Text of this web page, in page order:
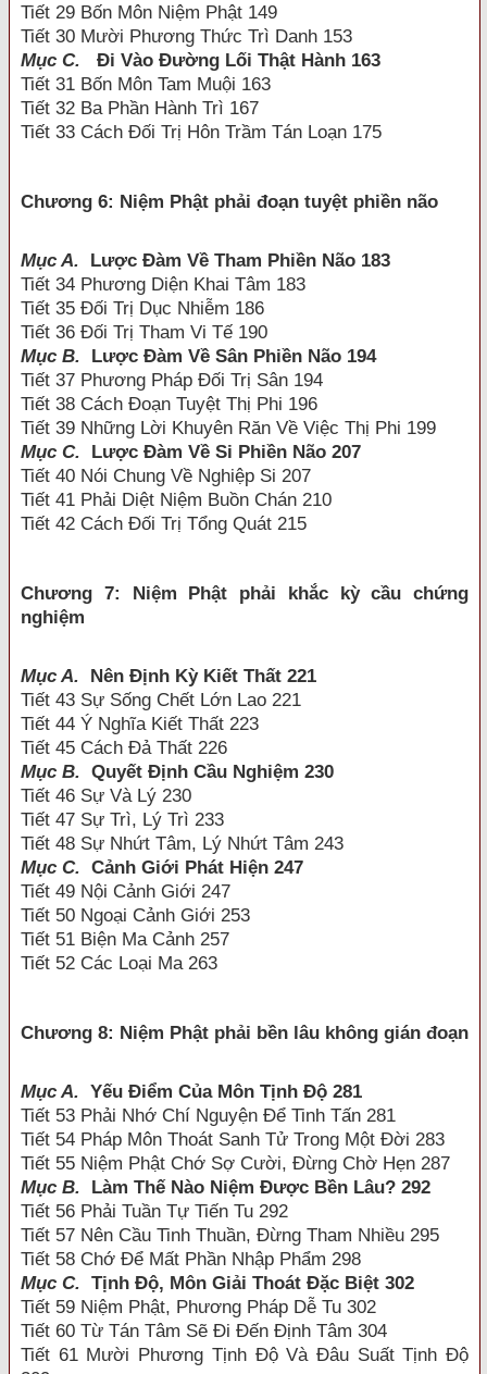
Tiết 29 Bốn Môn Niệm Phật 149
Tiết 30 Mười Phương Thức Trì Danh 153
Mục C. Đi Vào Đường Lối Thật Hành 163
Tiết 31 Bốn Môn Tam Muội 163
Tiết 32 Ba Phần Hành Trì 167
Tiết 33 Cách Đối Trị Hôn Trầm Tán Loạn 175
Chương 6: Niệm Phật phải đoạn tuyệt phiền não
Mục A. Lược Đàm Về Tham Phiền Não 183
Tiết 34 Phương Diện Khai Tâm 183
Tiết 35 Đối Trị Dục Nhiễm 186
Tiết 36 Đối Trị Tham Vi Tế 190
Mục B. Lược Đàm Về Sân Phiền Não 194
Tiết 37 Phương Pháp Đối Trị Sân 194
Tiết 38 Cách Đoạn Tuyệt Thị Phi 196
Tiết 39 Những Lời Khuyên Răn Về Việc Thị Phi 199
Mục C. Lược Đàm Về Si Phiền Não 207
Tiết 40 Nói Chung Về Nghiệp Si 207
Tiết 41 Phải Diệt Niệm Buồn Chán 210
Tiết 42 Cách Đối Trị Tổng Quát 215
Chương 7: Niệm Phật phải khắc kỳ cầu chứng
nghiệm
Mục A. Nên Định Kỳ Kiết Thất 221
Tiết 43 Sự Sống Chết Lớn Lao 221
Tiết 44 Ý Nghĩa Kiết Thất 223
Tiết 45 Cách Đả Thất 226
Mục B. Quyết Định Cầu Nghiệm 230
Tiết 46 Sự Và Lý 230
Tiết 47 Sự Trì, Lý Trì 233
Tiết 48 Sự Nhứt Tâm, Lý Nhứt Tâm 243
Mục C. Cảnh Giới Phát Hiện 247
Tiết 49 Nội Cảnh Giới 247
Tiết 50 Ngoại Cảnh Giới 253
Tiết 51 Biện Ma Cảnh 257
Tiết 52 Các Loại Ma 263
Chương 8: Niệm Phật phải bền lâu không gián đoạn
Mục A. Yếu Điểm Của Môn Tịnh Độ 281
Tiết 53 Phải Nhớ Chí Nguyện Để Tinh Tấn 281
Tiết 54 Pháp Môn Thoát Sanh Tử Trong Một Đời 283
Tiết 55 Niệm Phật Chớ Sợ Cười, Đừng Chờ Hẹn 287
Mục B. Làm Thế Nào Niệm Được Bền Lâu? 292
Tiết 56 Phải Tuần Tự Tiến Tu 292
Tiết 57 Nên Cầu Tinh Thuần, Đừng Tham Nhiều 295
Tiết 58 Chớ Để Mất Phần Nhập Phẩm 298
Mục C. Tịnh Độ, Môn Giải Thoát Đặc Biệt 302
Tiết 59 Niệm Phật, Phương Pháp Dễ Tu 302
Tiết 60 Từ Tán Tâm Sẽ Đi Đến Định Tâm 304
Tiết 61 Mười Phương Tịnh Độ Và Đâu Suất Tịnh Độ